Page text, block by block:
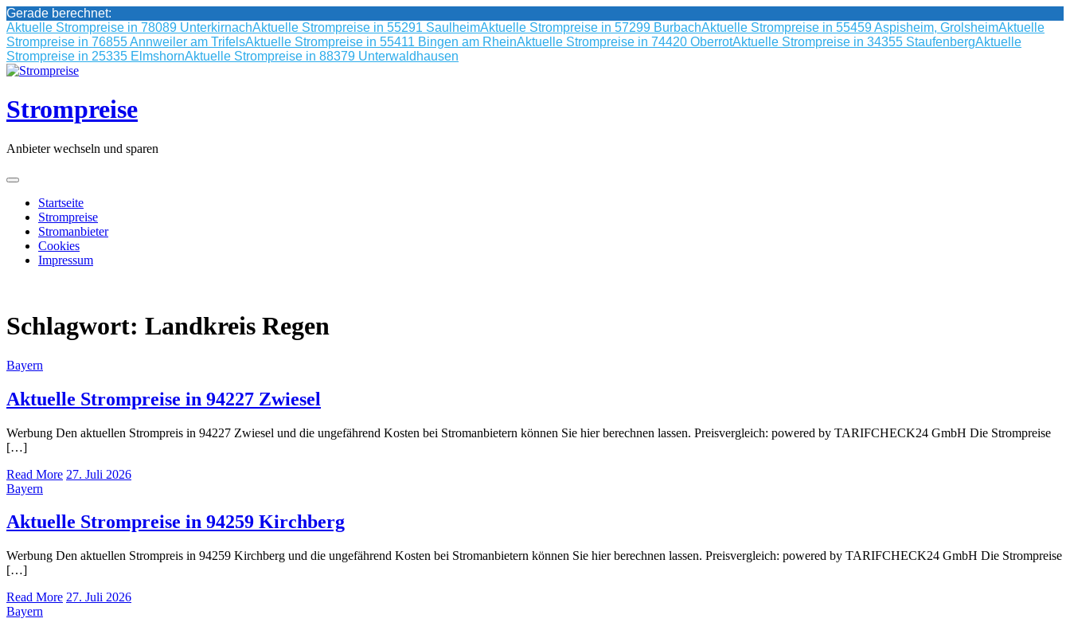
Gerade berechnet:
Aktuelle Strompreise in 78089 UnterkirnachAktuelle Strompreise in 55291 SaulheimAktuelle Strompreise in 57299 BurbachAktuelle Strompreise in 55459 Aspisheim, GrolsheimAktuelle
Strompreise in 76855 Annweiler am TrifelsAktuelle Strompreise in 55411 Bingen am RheinAktuelle Strompreise in 74420 OberrotAktuelle Strompreise in 34355 StaufenbergAktuelle
Strompreise in 25335 ElmshornAktuelle Strompreise in 88379 Unterwaldhausen
Skip
content
Strompreise
Anbieter wechseln und sparen
Startseite
Strompreise
Stromanbieter
Cookies
Impressum
Schlagwort: Landkreis Regen
Bayern
Aktuelle Strompreise in 94227 Zwiesel
Werbung Den aktuellen Strompreis in 94227 Zwiesel und die ungefährend Kosten bei Stromanbietern können Sie hier berechnen lassen. Preisvergleich: powered by TARIFCHECK24 GmbH Die Strompreise
[…]
Read More 27. Juli 2026
Bayern
Aktuelle Strompreise in 94259 Kirchberg
Werbung Den aktuellen Strompreis in 94259 Kirchberg und die ungefährend Kosten bei Stromanbietern können Sie hier berechnen lassen. Preisvergleich: powered by TARIFCHECK24 GmbH Die Strompreise
[…]
Read More 27. Juli 2026
Bayern